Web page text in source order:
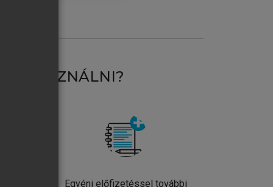
HASZNÁLNI?
Egyéni előfizetéssel további